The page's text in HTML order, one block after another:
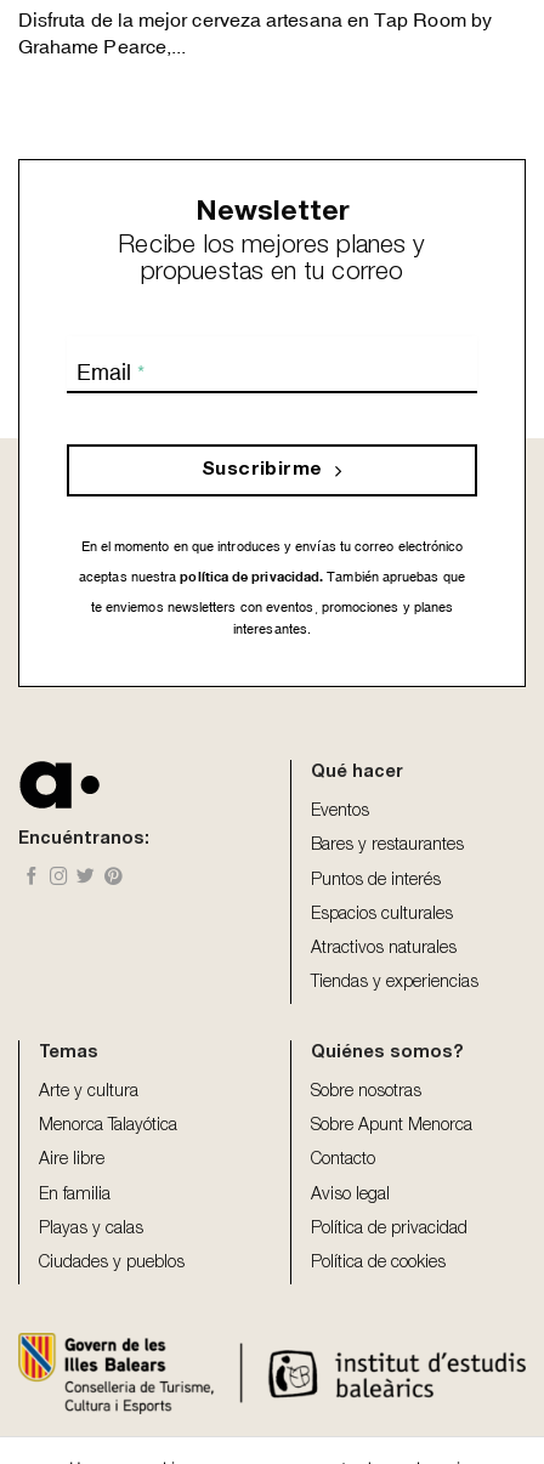
Disfruta de la mejor cerveza artesana en Tap Room by
Grahame Pearce,...
Newsletter
Recibe los mejores planes y
propuestas en tu correo
Email *
Suscribirme
En el momento en que introduces y envías tu correo electrónico
aceptas nuestra política de privacidad. También apruebas que
te enviemos newsletters con eventos, promociones y planes
interesantes.
left
Encuéntranos:
Qué hacer
Eventos
Bares y restaurantes
Puntos de interés
Espacios culturales
Atractivos naturales
Tiendas y experiencias
Temas
Arte y cultura
Menorca Talayótica
Aire libre
En familia
Playas y calas
Ciudades y pueblos
Quiénes somos?
Sobre nosotras
Sobre Apunt Menorca
Contacto
Aviso legal
Política de privacidad
Política de cookies